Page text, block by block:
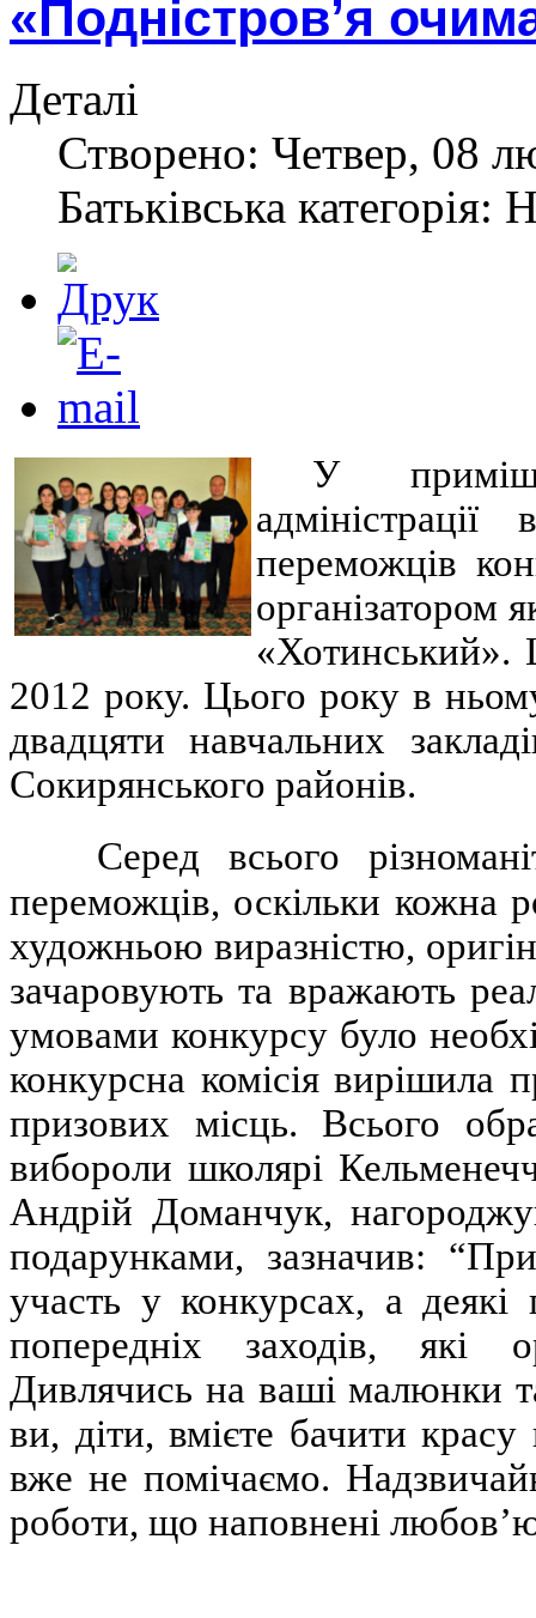
«Подністров’я
Деталі
Створено: Четвер, 08
Батьківська категорія:
У
переможців
організатором
«Хотинський».
2012 року. Цього року в
двадцяти навчальних
Сокирянського районів.
Серед всього
переможців, оскільки кожна
художньою виразністю,
зачаровують та вражають
умовами конкурсу було
конкурсна комісія
призових місць. Всього
вибороли школярі
Андрій Доманчук,
подарунками, зазначив:
участь у конкурсах, а
попередніх заходів, які
Дивлячись на ваші малюнки
ви, діти, вмієте бачити
вже не помічаємо.
роботи, що наповнені